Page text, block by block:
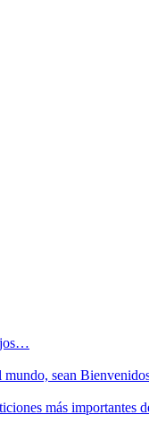
mundo, sean
más importantes